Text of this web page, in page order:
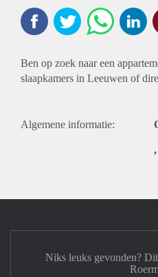
Ben op zoek naar een
slaapkamers in Leeuwen of
Algemene informatie:
Niks leuks gevonden?